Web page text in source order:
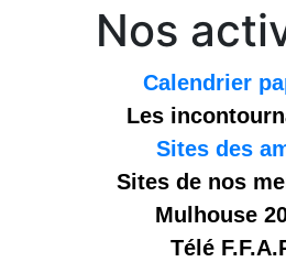
Nos
Calendrier
Les
Sites des
Sites de nos
Mulhouse
Télé